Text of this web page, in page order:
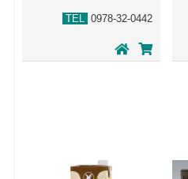
TEL 0978-32-0442